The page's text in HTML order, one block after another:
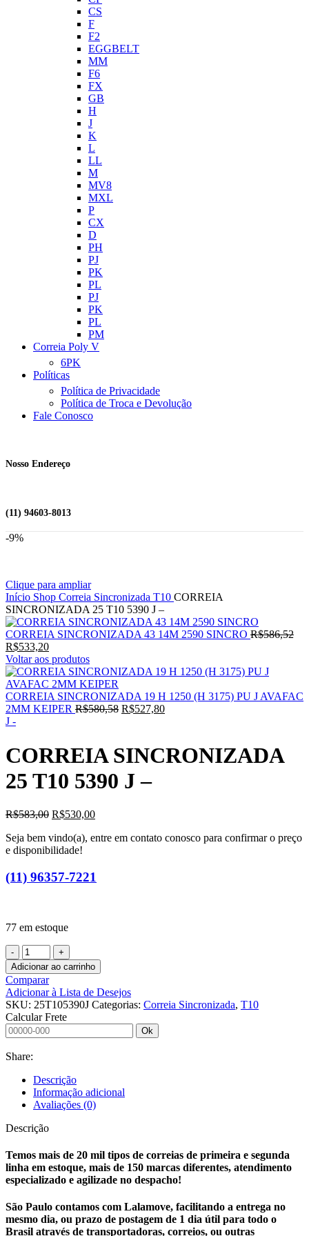
CS
F
F2
EGGBELT
MM
F6
FX
GB
H
J
K
L
LL
M
MV8
MXL
P
CX
D
PH
PJ
PK
PL
PJ
PK
PL
PM
Correia Poly V
6PK
Políticas
Política de Privacidade
Política de Troca e Devolução
Fale Conosco
Nosso Endereço
(11) 94603-8013
-9%
Clique para ampliar
Início Shop Correia Sincronizada T10 CORREIA
SINCRONIZADA 25 T10 5390 J –
CORREIA SINCRONIZADA 43 14M 2590 SINCRO R$586,52O
R$533,20O
preço
atual
é:
R$533,20.
Voltar aos produtos
CORREIA SINCRONIZADA 19 H 1250 (H 3175) PU J AVAFAC
2MM KEIPER R$580,58 O
era:
R$580,58.
R$527,80O
é:
R$527,80.
J -
CORREIA SINCRONIZADA
25 T10 5390 J –
R$583,00 O
original
era:
R$530,00O
atual
Seja bem vindo(a), entre em contato conosco para confirmar o preço
e disponibilidade!
(11) 96357-7221
77 em estoque
CORREIA
SINCRONIZADA
25
T10
5390
J
-
quantidade
Adicionar ao carrinho
Comparar
Adicionar à Lista de Desejos
SKU: 25T105390J Categorias: Correia Sincronizada, T10
Calcular Frete
Ok
Share:
Descrição
Informação adicional
Avaliações (0)
Descrição
Temos mais de 20 mil tipos de correias de primeira e segunda
linha em estoque, mais de 150 marcas diferentes, atendimento
especializado e agilizade no despacho!
São Paulo contamos com Lalamove, facilitando a entrega no
mesmo dia, ou prazo de postagem de 1 dia útil para todo o
Brasil através de transportadoras, correios, ou outras